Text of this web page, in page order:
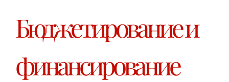
Бюджетирование и
финансирование